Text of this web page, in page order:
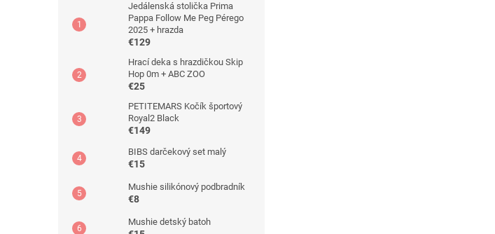
Jedálenská stolička Prima
Pappa Follow Me Peg Pérego
2025 + hrazda
€129
Hrací deka s hrazdičkou Skip
Hop 0m + ABC ZOO
€25
PETITEMARS Kočík športový
Royal2 Black
€149
BIBS darčekový set malý
€15
Mushie silikónový podbradník
€8
Mushie detský batoh